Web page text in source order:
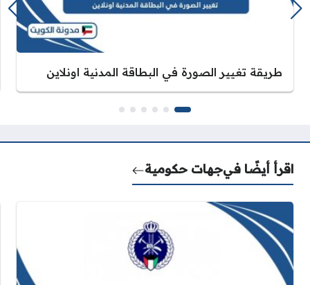
طريقة تغيير الصورة في البطاقة المدنية اونلاين
اقرأ أيضًا فيجهات حكومية